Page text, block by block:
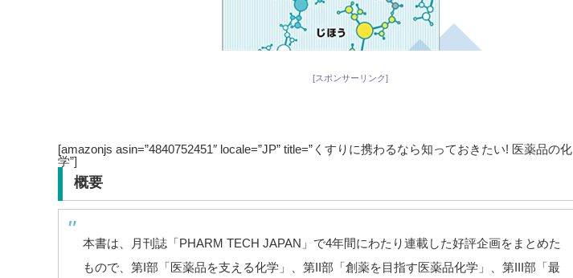
[スポンサーリンク]
[amazonjs asin=”4840752451″ locale=”JP” title=”くすりに携わるなら知っておきたい! 医薬品の化
学”]
概要
本書は、月刊誌「PHARM TECH JAPAN」で4年間にわたり連載した好評企画をまとめた
もので、第I部「医薬品を支える化学」、第II部「創薬を目指す医薬品化学」、第III部「最